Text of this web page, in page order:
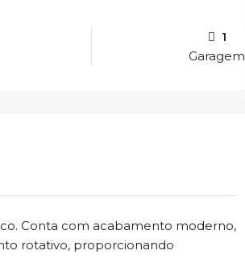
1
Garagem
Conta com acabamento moderno,
rotativo, proporcionando